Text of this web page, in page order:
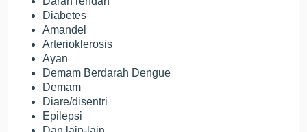
Diabetes
Amandel
Arterioklerosis
Ayan
Demam Berdarah Dengue
Demam
Diare/disentri
Epilepsi